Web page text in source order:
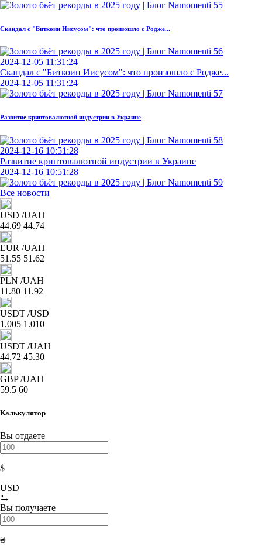
Скандал с "Биткоин Иисусом": что произошло с Родже...
2024-12-05 11:31:24
Скандал с "Биткоин Иисусом": что произошло с Родже...
2024-12-05 11:31:24
Развитие криптовалютной индустрии в Украине
2024-12-16 10:51:28
Развитие криптовалютной индустрии в Украине
2024-12-16 10:51:28
Все новости
USD /UAH
44.69 44.74
EUR /UAH
51.55 51.62
PLN /UAH
11.80 11.92
USDT /USD
1.005 1.010
USDT /UAH
44.72 45.30
GBP /UAH
59.5 60
Калькулятор
Вы отдаете
$
USD
Вы получаете
₴